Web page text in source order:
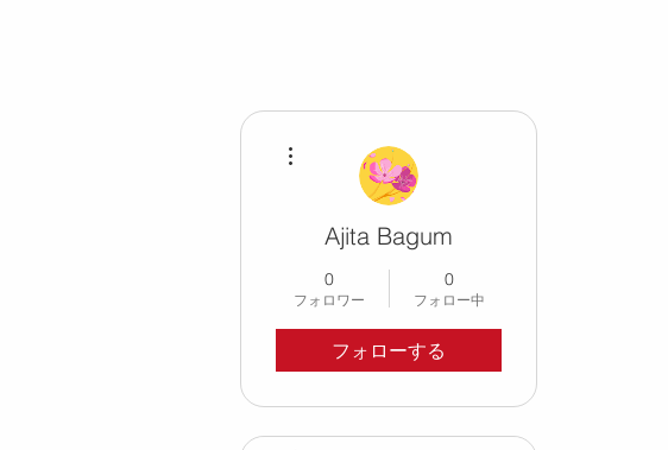
Ajita Bagum
0
フォロワー
0
フォロー中
フォローする